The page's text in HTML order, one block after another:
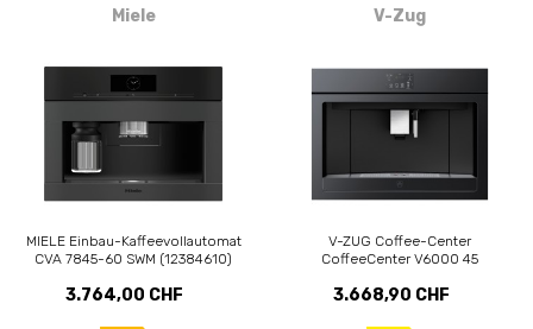
Miele
MIELE Einbau-Kaffeevollautomat
CVA 7845-60 SWM (12384610)
3.764,00 CHF
V-Zug
V-ZUG Coffee-Center
CoffeeCenter V6000 45
3.668,90 CHF